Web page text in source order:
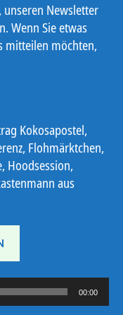
Newsletter
Wenn Sie etwas
mitteilen möchten,
Kokosapostel,
Flohmärktchen,
Hoodsession,
aus
00:00